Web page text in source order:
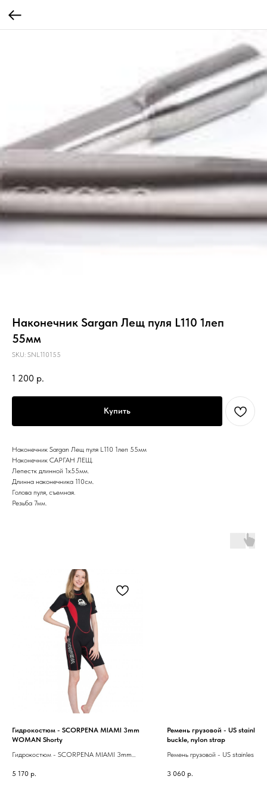
Наконечник Sargan Лещ пуля L110 1леп
55мм
SKU: SNL110155
1 200 р.
Купить
Наконечник Sargan Лещ пуля L110 1леп 55мм
Наконечник САРГАН ЛЕЩ.
Лепестк длинной 1х55мм.
Длинна наконечника 110см.
Голова пуля, съемная.
Резьба 7мм.
Гидрокостюм - SCORPENA MIAMI 3mm
WOMAN Shorty
Гидрокостюм - SCORPENA MIAMI 3mm
5 170 р.
Ремень грузовой - US stainles
buckle, nylon strap
Ремень грузовой - US stainles
3 060 р.